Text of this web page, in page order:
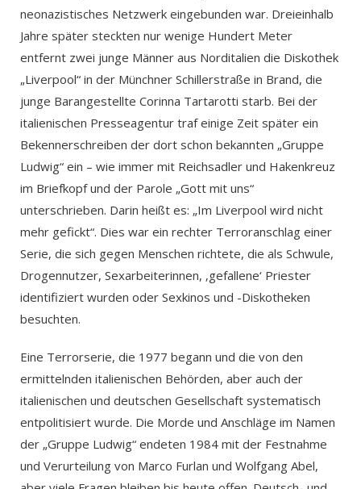
neonazistisches Netzwerk eingebunden war. Dreieinhalb
Jahre später steckten nur wenige Hundert Meter
entfernt zwei junge Männer aus Norditalien die Diskothek
„Liverpool“ in der Münchner Schillerstraße in Brand, die
junge Barangestellte Corinna Tartarotti starb. Bei der
italienischen Presseagentur traf einige Zeit später ein
Bekennerschreiben der dort schon bekannten „Gruppe
Ludwig“ ein – wie immer mit Reichsadler und Hakenkreuz
im Briefkopf und der Parole „Gott mit uns“
unterschrieben. Darin heißt es: „Im Liverpool wird nicht
mehr gefickt“. Dies war ein rechter Terroranschlag einer
Serie, die sich gegen Menschen richtete, die als Schwule,
Drogennutzer, Sexarbeiterinnen, ‚gefallene‘ Priester
identifiziert wurden oder Sexkinos und -Diskotheken
besuchten.
Eine Terrorserie, die 1977 begann und die von den
ermittelnden italienischen Behörden, aber auch der
italienischen und deutschen Gesellschaft systematisch
entpolitisiert wurde. Die Morde und Anschläge im Namen
der „Gruppe Ludwig“ endeten 1984 mit der Festnahme
und Verurteilung von Marco Furlan und Wolfgang Abel,